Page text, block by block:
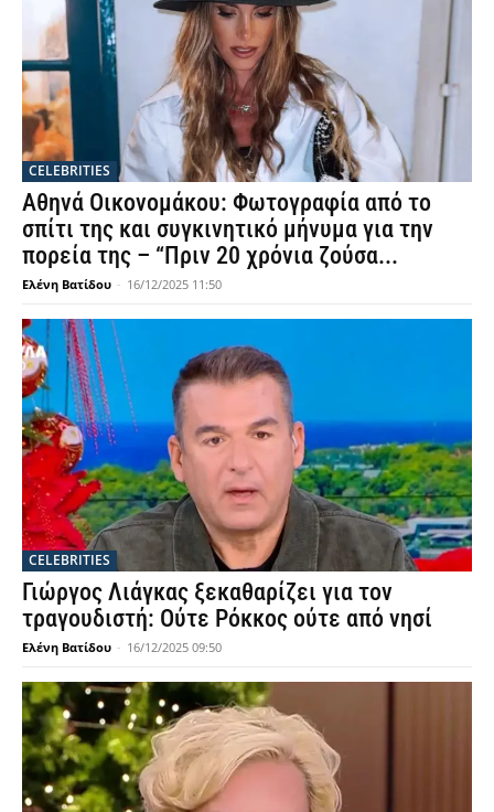
CELEBRITIES
Αθηνά Οικονομάκου: Φωτογραφία από το
σπίτι της και συγκινητικό μήνυμα για την
πορεία της – “Πριν 20 χρόνια ζούσα...
Ελένη Βατίδου - 16/12/2025 11:50
CELEBRITIES
Γιώργος Λιάγκας ξεκαθαρίζει για τον
τραγουδιστή: Ούτε Ρόκκος ούτε από νησί
Ελένη Βατίδου - 16/12/2025 09:50